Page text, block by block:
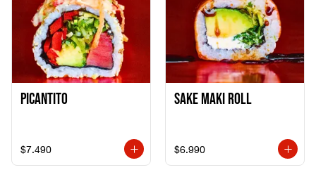
Picantito
$7.490
Sake Maki Roll
$6.990